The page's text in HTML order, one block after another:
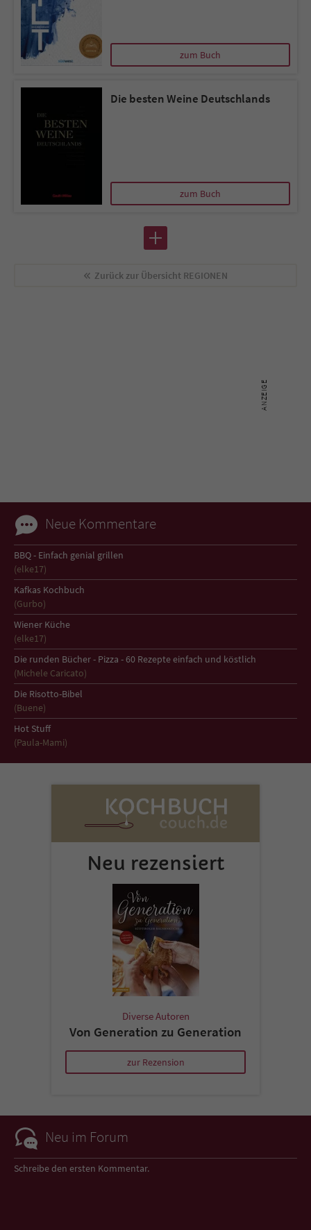
zum Buch
Die besten Weine Deutschlands
zum Buch
Zurück zur Übersicht REGIONEN
Neue Kommentare
BBQ - Einfach genial grillen
(elke17)
Kafkas Kochbuch
(Gurbo)
Wiener Küche
(elke17)
Die runden Bücher - Pizza - 60 Rezepte einfach und köstlich
(Michele Caricato)
Die Risotto-Bibel
(Buene)
Hot Stuff
(Paula-Mami)
Neu rezensiert
Diverse Autoren
Von Generation zu Generation
zur Rezension
Neu im Forum
Schreibe den ersten Kommentar.